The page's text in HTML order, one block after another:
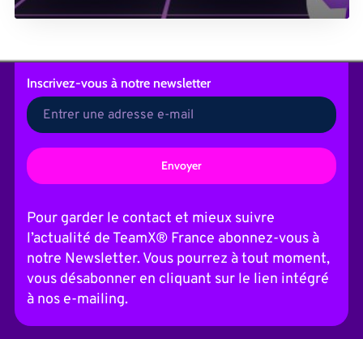
Inscrivez-vousà notre newsletter
t
e
r
n
t
i
v
Pour garder le contact et mieux suivre
l’actualité de TeamX® France abonnez-vous à
notre Newsletter. Vous pourrez à tout moment,
vous désabonner en cliquant sur le lien intégré
à nos e-mailing.